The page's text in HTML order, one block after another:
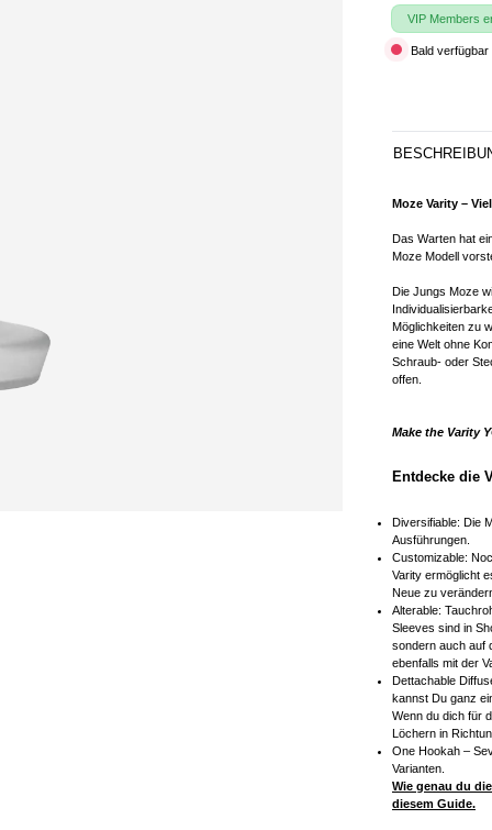
VIP Members
Bald verfügbar
Moze Varity –
Das Warten hat
Moze Modell
Die Jungs Moze
Möglichkeiten zu
eine Welt ohne
Schraub- oder
offen.
Make the Varity
Entdecke die
Diversifiable: Die
Ausführungen.
Customizable:
Varity ermöglicht
Neue zu
Alterable:
Sleeves sind in
sondern auch auf
ebenfalls mit der
Dettachable
kannst Du ganz
Wenn du dich für
Löchern in
One Hookah –
Varianten.
Wie genau du
diesem Guide.